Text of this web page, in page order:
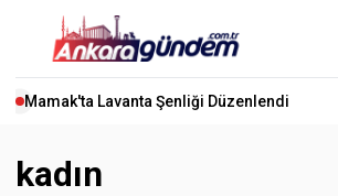
Mamak'ta Lavanta Şenliği Düzenlendi
kadın